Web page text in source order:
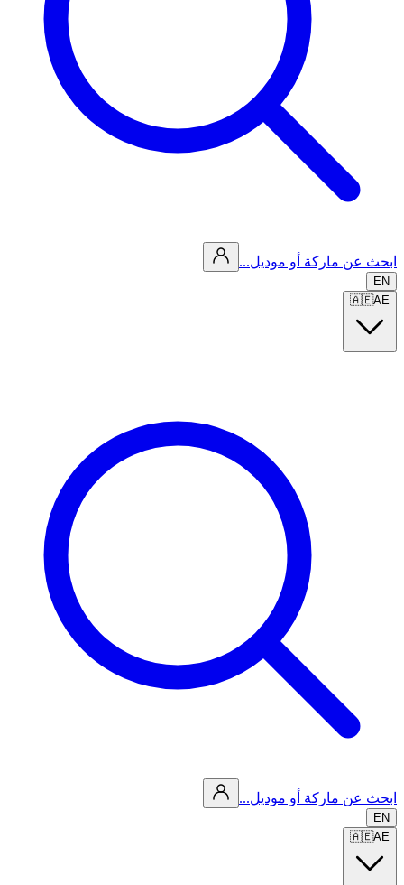
ابحث عن ماركة أو موديل...
EN
🇦🇪AE
ابحث عن ماركة أو موديل...
EN
🇦🇪AE